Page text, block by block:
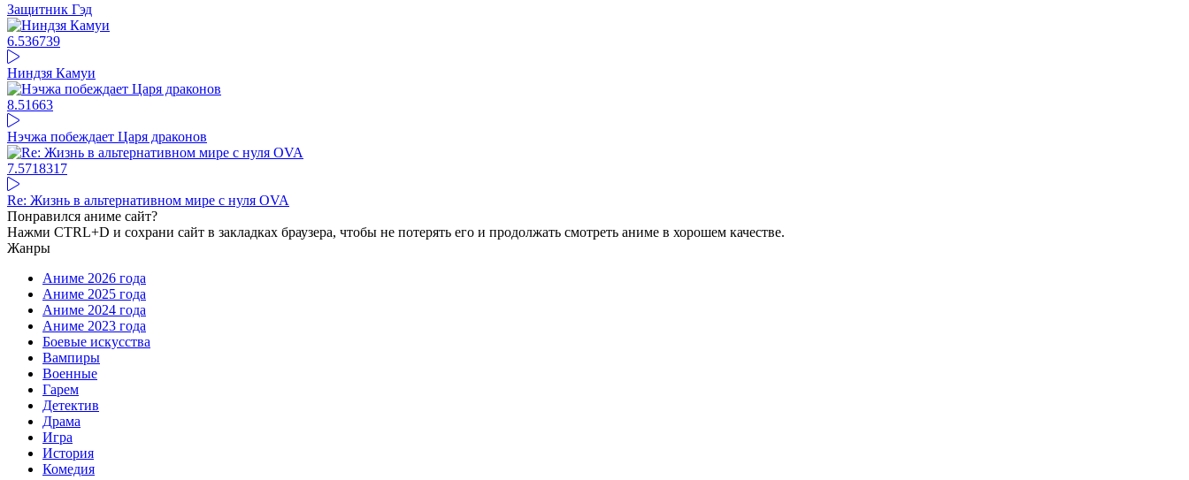
Защитник Гэд
6.536739
Ниндзя Камуи
8.51663
Нэчжа побеждает Царя драконов
7.5718317
Re: Жизнь в альтернативном мире с нуля OVA
Понравился аниме сайт?
Нажми CTRL+D и сохрани сайт в закладках браузера, чтобы не потерять его и продолжать смотреть аниме в хорошем качестве.
Жанры
Аниме 2026 года
Аниме 2025 года
Аниме 2024 года
Аниме 2023 года
Боевые искусства
Вампиры
Военные
Гарем
Детектив
Драма
Игра
История
Комедия